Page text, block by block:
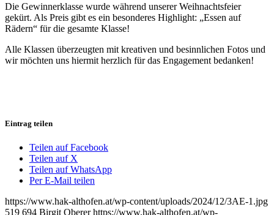
Die Gewinnerklasse wurde während unserer Weihnachtsfeier
gekürt. Als Preis gibt es ein besonderes Highlight: „Essen auf
Rädern“ für die gesamte Klasse!
Alle Klassen überzeugten mit kreativen und besinnlichen Fotos und
wir möchten uns hiermit herzlich für das Engagement bedanken!
Eintrag teilen
Teilen auf Facebook
Teilen auf X
Teilen auf WhatsApp
Per E-Mail teilen
https://www.hak-althofen.at/wp-content/uploads/2024/12/3AE-1.jpg
519 694 Birgit Oberer https://www.hak-althofen.at/wp-